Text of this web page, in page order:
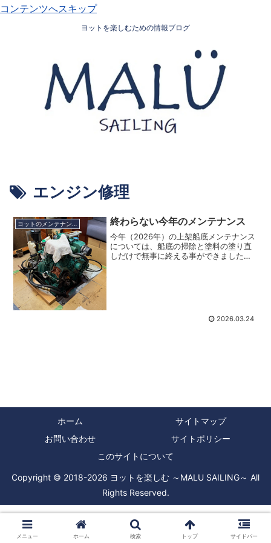
コンテンツへスキップ
ヨットを楽しむための情報ブログ
エンジン修理
ヨットのメンテナンス 終わらない今年のメンテナンス
今年（2026年）の上架船底メンテナンス
については、船底の掃除と塗料の塗り直
しだけで無事に終える事ができました。
2026.03.24
ホーム
サイトマップ
お問い合わせ
サイトポリシー
このサイトについて
Copyright © 2018-2026 ヨットを楽しむ ～MALU SAILING～ All
Rights Reserved.
メニュー ホーム 検索 トップ サイドバー